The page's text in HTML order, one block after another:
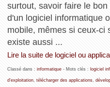
surtout, savoir faire le
d'un logiciel informatique
mobile, mêmes si ceux-ci
existe aussi ...
Lire la suite de logiciel ou
Classé dans : informatique- Mots clés : logiciel
d'exploitation, télécharger des applications,